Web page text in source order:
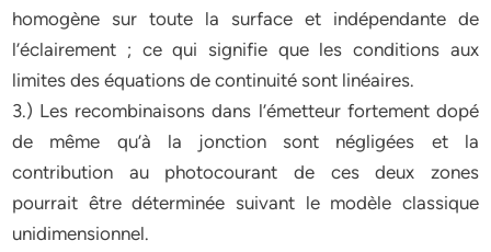
homogène sur toute la surface et indépendante de
l’éclairement ; ce qui signifie que les conditions aux
limites des équations de continuité sont linéaires.
3.) Les recombinaisons dans l’émetteur fortement dopé
de même qu’à la jonction sont négligées et la
contribution au photocourant de ces deux zones
pourrait être déterminée suivant le modèle classique
unidimensionnel.